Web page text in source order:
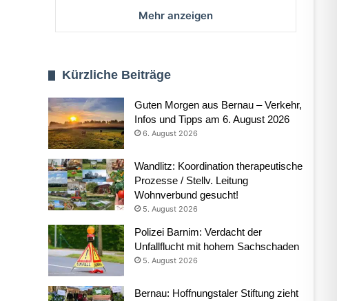
Mehr anzeigen
Kürzliche Beiträge
Guten Morgen aus Bernau – Verkehr,
Infos und Tipps am 6. August 2026
6. August 2026
Wandlitz: Koordination therapeutische
Prozesse / Stellv. Leitung
Wohnverbund gesucht!
5. August 2026
Polizei Barnim: Verdacht der
Unfallflucht mit hohem Sachschaden
5. August 2026
Bernau: Hoffnungstaler Stiftung zieht